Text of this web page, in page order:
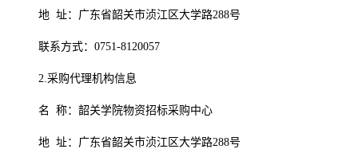
地 址： 广东省韶关市浈江区大学路288号
联系方式： 0751-8120057
2.采购代理机构信息
名 称：韶关学院物资招标采购中心
地 址：广东省韶关市浈江区大学路288号